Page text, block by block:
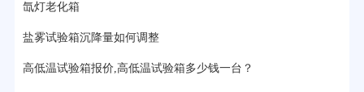
氙灯老化箱
盐雾试验箱沉降量如何调整
高低温试验箱报价,高低温试验箱多少钱一台？